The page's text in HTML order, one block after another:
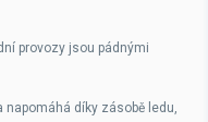
provozy jsou pádnými
napomáhá díky zásobě ledu,